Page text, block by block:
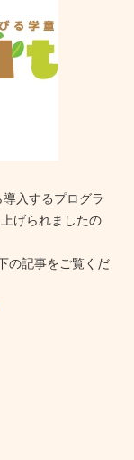
入するプログラ
げられましたの
の記事をご覧くだ